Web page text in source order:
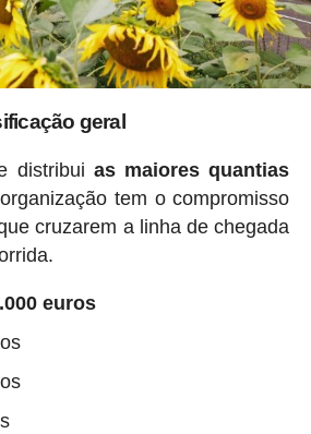
geral
distribui as maiores quantias
tem o compromisso
cruzarem a linha de chegada
euros